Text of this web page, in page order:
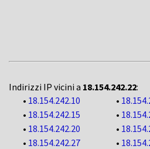
Indirizzi IP vicini a 18.154.242.22:
• 18.154.242.10 •
• 18.154.242.15 •
• 18.154.242.20 •
• 18.154.242.27 •